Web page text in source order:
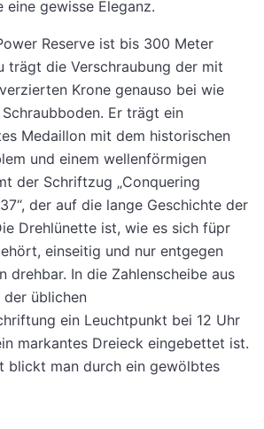
eine gewisse Eleganz.
Reserve ist bis 300 Meter
trägt die Verschraubung der mit
Krone genauso bei wie
Er trägt ein
Medaillon mit dem historischen
und einem wellenförmigen
der Schriftzug „Conquering
der auf die lange Geschichte der
Drehlünette ist, wie es sich füpr
einseitig und nur entgegen
drehbar. In die Zahlenscheibe aus
der üblichen
ein Leuchtpunkt bei 12 Uhr
markantes Dreieck eingebettet ist.
blickt man durch ein gewölbtes